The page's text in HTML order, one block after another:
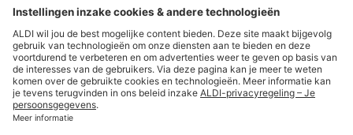
Belangrijke informatie
ALDI België volgen